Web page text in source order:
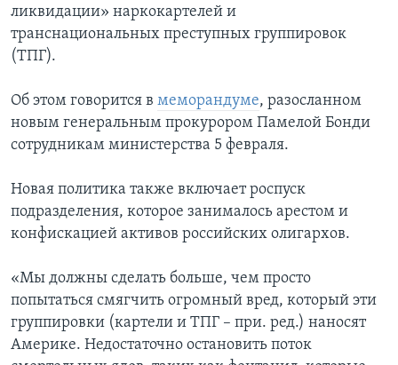
ликвидации» наркокартелей и
транснациональных преступных группировок
(ТПГ).
Об этом говорится в меморандуме, разосланном
новым генеральным прокурором Памелой Бонди
сотрудникам министерства 5 февраля.
Новая политика также включает роспуск
подразделения, которое занималось арестом и
конфискацией активов российских олигархов.
«Мы должны сделать больше, чем просто
попытаться смягчить огромный вред, который эти
группировки (картели и ТПГ – при. ред.) наносят
Америке. Недостаточно остановить поток